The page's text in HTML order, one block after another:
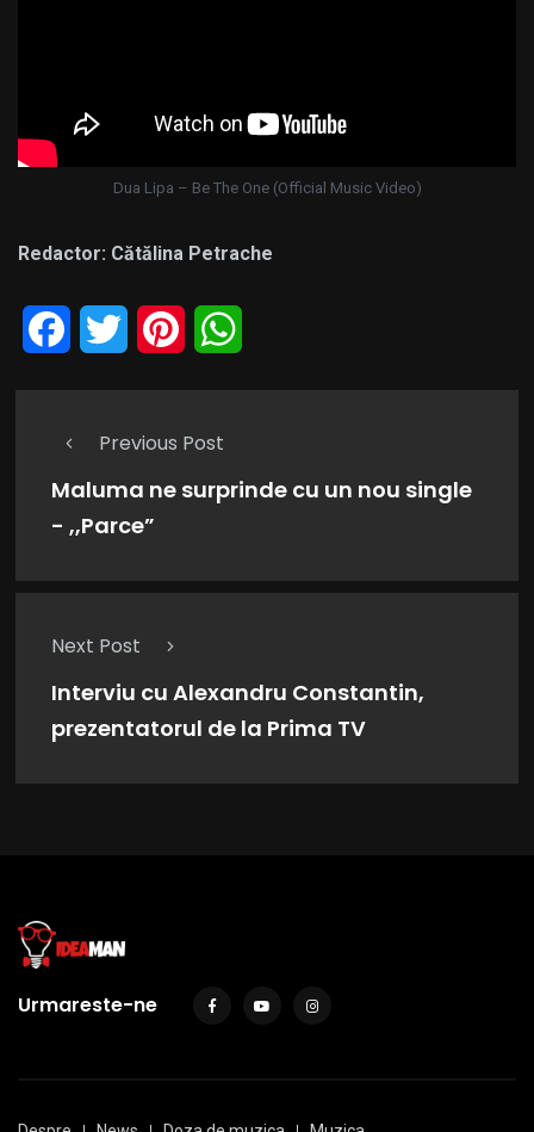
Dua Lipa – Be The One (Official Music Video)
Redactor: Cătălina Petrache
Facebook
Twitter Pinterest
Previous Post
Maluma ne surprinde cu un nou single
- ,,Parce”
Next Post
Interviu cu Alexandru Constantin,
prezentatorul de la Prima TV
Urmareste-ne